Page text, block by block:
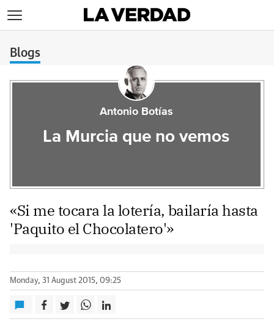
Blogs
Antonio Botías
La Murcia que no vemos
«Si me tocara la lotería, bailaría hasta
'Paquito el Chocolatero'»
Monday, 31 August 2015, 09:25